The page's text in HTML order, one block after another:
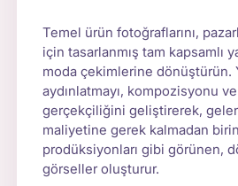
Temel ürün fotoğraflarını,
için tasarlanmış tam kapsamlı
moda çekimlerine dönüştürün.
aydınlatmayı, kompozisyonu
gerçekçiliğini geliştirerek,
maliyetine gerek kalmadan
prodüksiyonları gibi görünen,
görseller oluşturur.